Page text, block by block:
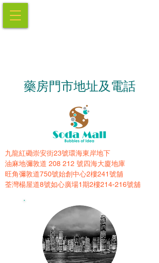
藥房門市地址及電話
九龍紅磡崇安街23號環海東岸地下
油麻地彌敦道 208 212 號四海大廈地庫
旺角彌敦道750號始創中心2樓241號舖
荃灣楊屋道8號如心廣場1期2樓214-216號舖